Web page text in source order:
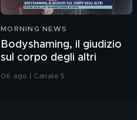
MORNING NEWS
Bodyshaming, il giudizio
sul corpo degli altri
06 ago | Canale 5